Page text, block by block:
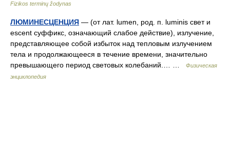
Fizikos terminų žodynas
ЛЮМИНЕСЦЕНЦИЯ — (от лат. lumen, род. п. luminis свет и
escent суффикс, означающий слабое действие), излучение,
представляющее собой избыток над тепловым излучением
тела и продолжающееся в течение времени, значительно
превышающего период световых колебаний.… …
Физическая
энциклопедия